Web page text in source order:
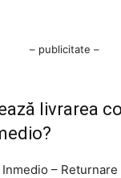
– publicitate –
livrarea
–